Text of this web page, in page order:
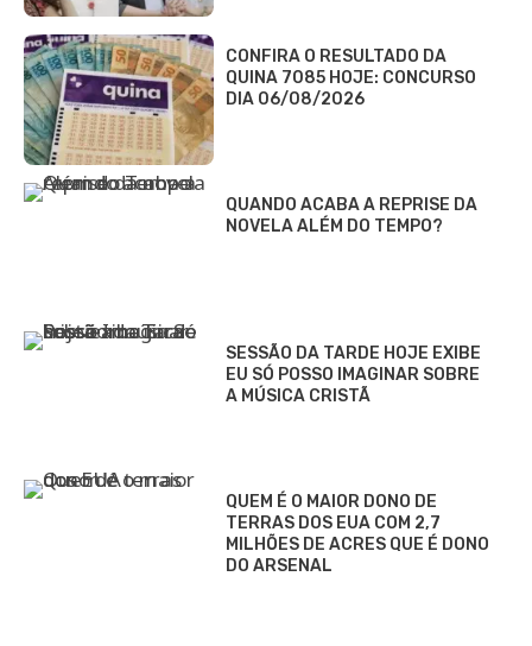
CONFIRA O RESULTADO DA
QUINA 7085 HOJE: CONCURSO
DIA 06/08/2026
QUANDO ACABA A REPRISE DA
NOVELA ALÉM DO TEMPO?
SESSÃO DA TARDE HOJE EXIBE
EU SÓ POSSO IMAGINAR SOBRE
A MÚSICA CRISTÃ
QUEM É O MAIOR DONO DE
TERRAS DOS EUA COM 2,7
MILHÕES DE ACRES QUE É DONO
DO ARSENAL